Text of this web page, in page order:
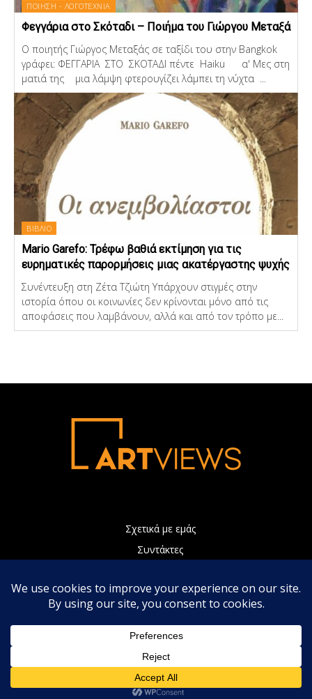
ΠΟΙΗΣΗ - ΛΟΓΟΤΕΧΝΙΑ
Φεγγάρια στο Σκόταδι – Ποιήμα του Γιώργου Μεταξά
Ο ποιητής Γιώργος Μεταξάς σε ταξίδι του στην Bangkok
γράφει: ΦΕΓΓΑΡΙΑ ΣΤΟ ΣΚΟΤΑΔΙ πέντε Haiku α' Μες στη
ματιά της μια λάμψη φτερουγίζει λάμπει τη νύχτα ...
ΒΙΒΛΙΟ
Mario Garefo: Τρέφω βαθιά εκτίμηση για τις
ευρηματικές παρορμήσεις μιας ακατέργαστης ψυχής
Συνέντευξη στη Ζέτα Τζιώτη Υπάρχουν στιγμές στην
ιστορία όπου οι κοινωνίες δεν κρίνονται μόνο από τις
αποφάσεις που λαμβάνουν, αλλά και από τον τρόπο με...
Σχετικά με εμάς
Συντάκτες
Πολιτική Απορρήτου
Επικοινωνία
© Copyright 2022 - Artviews
Η ιστοσελίδα μας χρησιμοποιεί Cookies τα οποία συνεισφέρουν
περιήγηση, αποδέχεστε την χρήση των Cookies.
Πολιτική απορρήτου